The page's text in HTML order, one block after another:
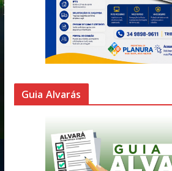
Guia Alvarás